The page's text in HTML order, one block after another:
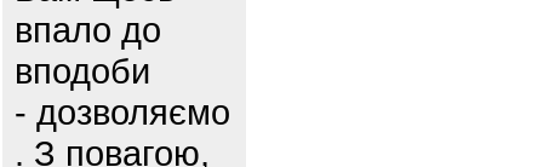
впало до
вподоби
- дозволяємо
. З повагою,